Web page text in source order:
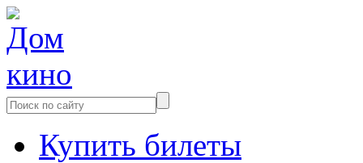
Купить билеты